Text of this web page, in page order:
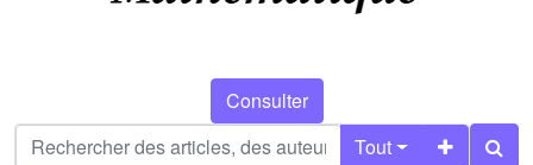
Consulter
Tout